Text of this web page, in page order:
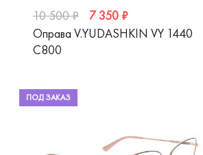
10 500 ₽
7 350 ₽
Оправа V.YUDASHKIN VY 1440
C800
ПОД ЗАКАЗ